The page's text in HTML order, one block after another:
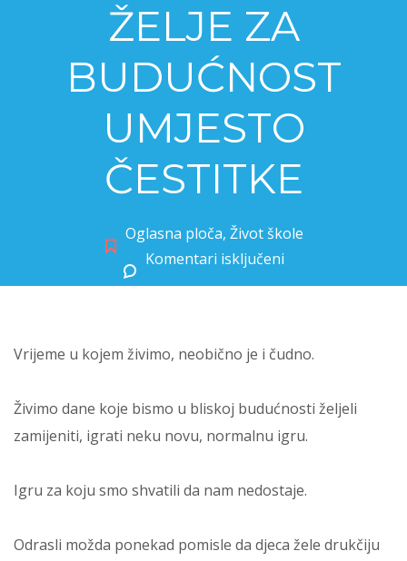
ŽELJE ZA
BUDUĆNOST
UMJESTO
ČESTITKE
Oglasna ploča, Život škole
Komentari isključeni
Vrijeme u kojem živimo, neobično je i čudno.
Živimo dane koje bismo u bliskoj budućnosti željeli
zamijeniti, igrati neku novu, normalnu igru.
Igru za koju smo shvatili da nam nedostaje.
Odrasli možda ponekad pomisle da djeca žele drukčiju